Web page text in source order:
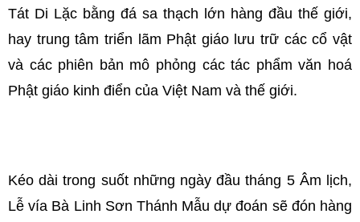
Tát Di Lặc bằng đá sa thạch lớn hàng đầu thế giới,
hay trung tâm triển lãm Phật giáo lưu trữ các cổ vật
và các phiên bản mô phỏng các tác phẩm văn hoá
Phật giáo kinh điển của Việt Nam và thế giới.
Kéo dài trong suốt những ngày đầu tháng 5 Âm lịch,
Lễ vía Bà Linh Sơn Thánh Mẫu dự đoán sẽ đón hàng